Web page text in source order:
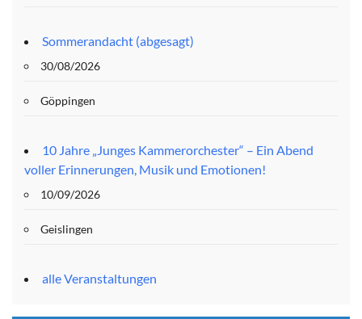
Sommerandacht (abgesagt)
30/08/2026
Göppingen
10 Jahre „Junges Kammerorchester“ – Ein Abend
voller Erinnerungen, Musik und Emotionen!
10/09/2026
Geislingen
alle Veranstaltungen